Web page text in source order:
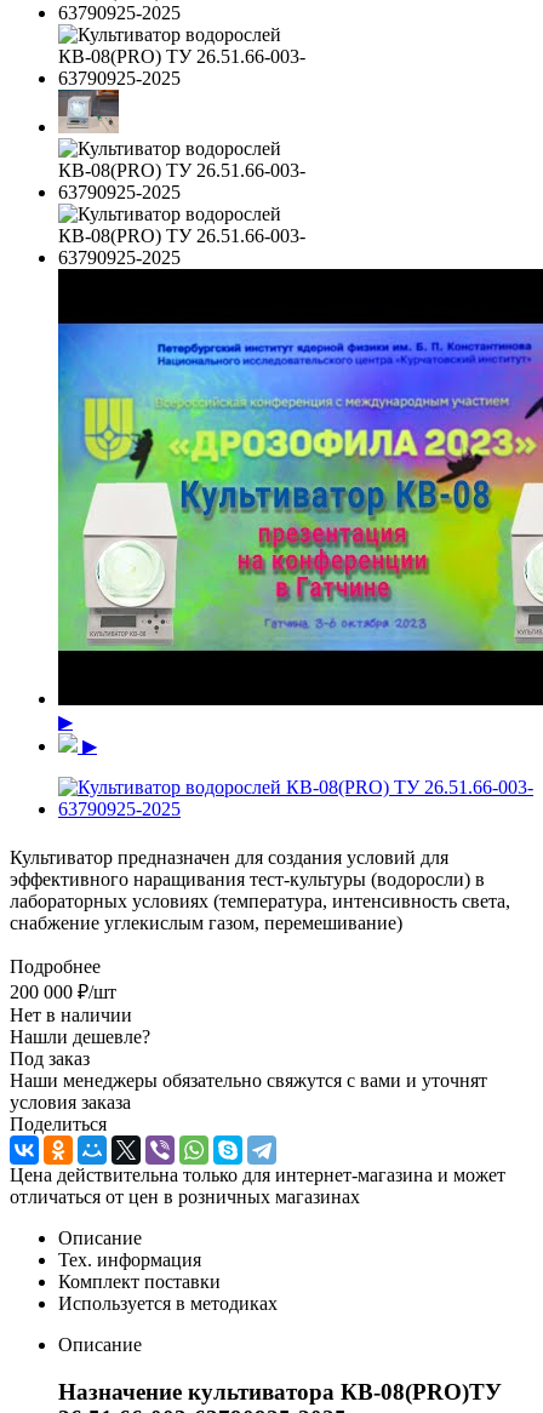
▶
▶
Культиватор предназначен для создания условий для
эффективного наращивания тест-культуры (водоросли) в
лабораторных условиях (температура, интенсивность света,
снабжение углекислым газом, перемешивание)
Подробнее
200 000 ₽/шт
Нет в наличии
Нашли дешевле?
Под заказ
Наши менеджеры обязательно свяжутся с вами и уточнят
условия заказа
Поделиться
Цена действительна только для интернет-магазина и может
отличаться от цен в розничных магазинах
Описание
Тех. информация
Комплект поставки
Используется в методиках
Описание
Назначение культиватора КВ-08(PRO)ТУ